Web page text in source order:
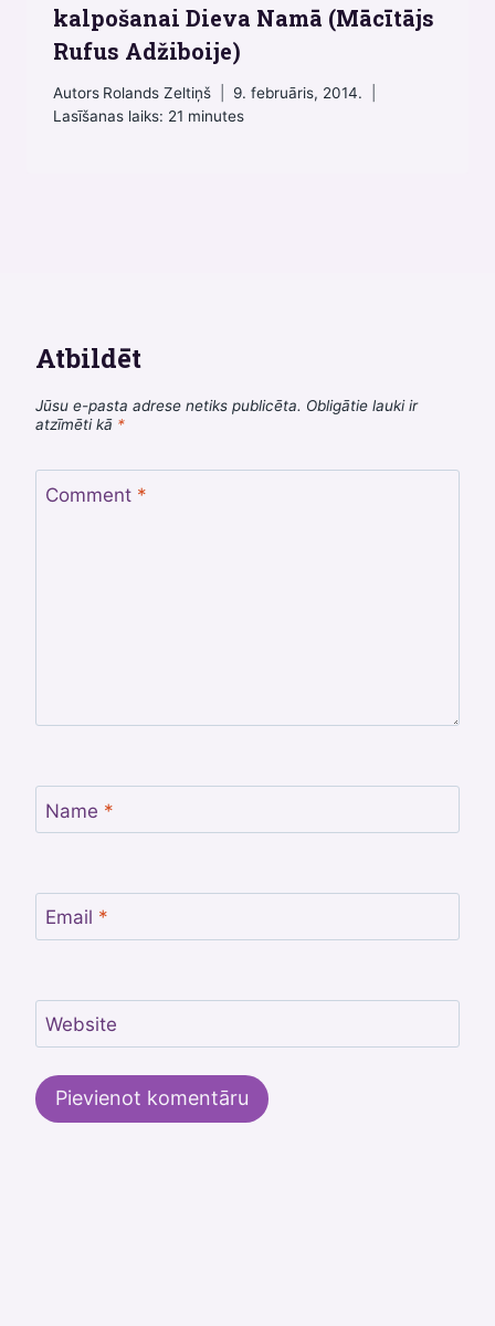
kalpošanai Dieva Namā (Mācītājs
Rufus Adžiboije)
Autors Rolands Zeltiņš
9. februāris, 2014.
Lasīšanas laiks: 21 minutes
Atbildēt
Jūsu e-pasta adrese netiks publicēta. Obligātie lauki ir
atzīmēti kā *
Comment *
Name *
Email *
Website